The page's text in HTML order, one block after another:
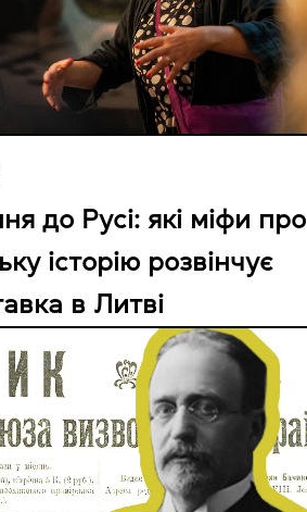
до Русі: які міфи про
історію розвінчує
в Литві